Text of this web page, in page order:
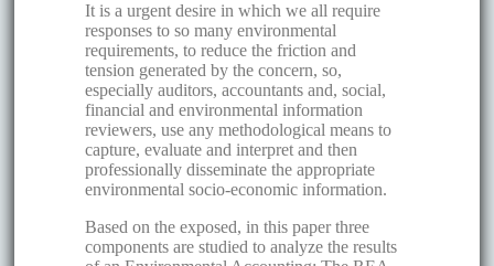
It is a urgent desire in which we all require
responses to so many environmental
requirements, to reduce the friction and
tension generated by the concern, so,
especially auditors, accountants and, social,
financial and environmental information
reviewers, use any methodological means to
capture, evaluate and interpret and then
professionally disseminate the appropriate
environmental socio-economic information.
Based on the exposed, in this paper three
components are studied to analyze the results